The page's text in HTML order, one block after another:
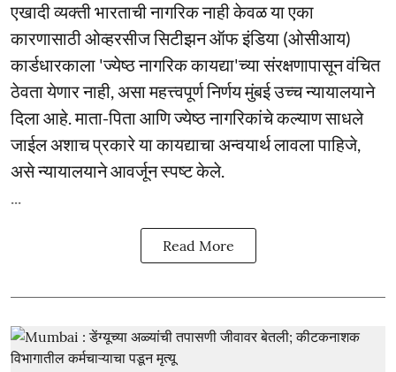
एखादी व्यक्ती भारताची नागरिक नाही केवळ या एका
कारणासाठी ओव्हरसीज सिटीझन ऑफ इंडिया (ओसीआय)
कार्डधारकाला 'ज्येष्ठ नागरिक कायद्या'च्या संरक्षणापासून वंचित
ठेवता येणार नाही, असा महत्त्वपूर्ण निर्णय मुंबई उच्च न्यायालयाने
दिला आहे. माता-पिता आणि ज्येष्ठ नागरिकांचे कल्याण साधले
जाईल अशाच प्रकारे या कायद्याचा अन्वयार्थ लावला पाहिजे,
असे न्यायालयाने आवर्जून स्पष्ट केले.
...
Read More